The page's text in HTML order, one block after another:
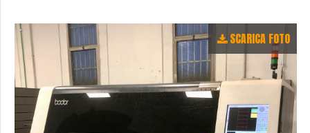
SCARICA FOTO